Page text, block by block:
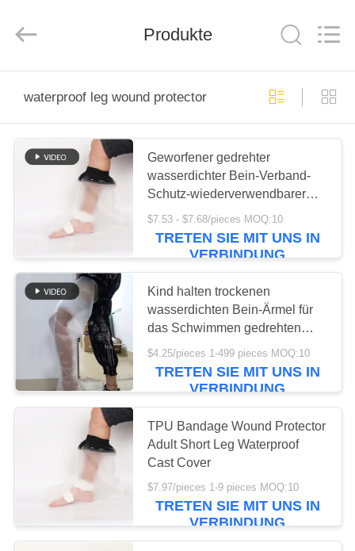
HAUSE
PRODUKTE
WERKSBESICHTIGUNG
QUALITÄTSKONTROLLE
KONTAKT
MIT
NEUIGKEITEN
RECHTSSACHEN
Ltd..
Produkte
waterproof leg wound protector
Geworfener gedrehter
wasserdichter Bein-Verband-
Schutz-wiederverwendbarer
erwachsener Stundenzeiger-
Duschverschlossener umschlag
$7.53 - $7.68/pieces MOQ:10
TRETEN SIE MIT UNS IN
VERBINDUNG
Kind halten trockenen
wasserdichten Bein-Ärmel für
das Schwimmen gedrehten
Schutz-Form-Abdeckung PVC-
Verbandes
$4.25/pieces 1-499 pieces MOQ:10
TRETEN SIE MIT UNS IN
VERBINDUNG
TPU Bandage Wound Protector
Adult Short Leg Waterproof
Cast Cover
$7.97/pieces 1-9 pieces MOQ:10
TRETEN SIE MIT UNS IN
VERBINDUNG